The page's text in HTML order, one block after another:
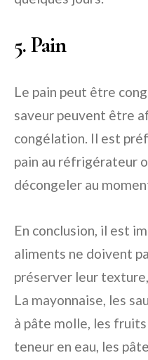
5. Pain
Le pain peut être
saveur peuvent être
congélation. Il est
pain au réfrigérateur
décongeler au
En conclusion, il est
aliments ne doivent
préserver leur
La mayonnaise, les
à pâte molle, les
teneur en eau, les